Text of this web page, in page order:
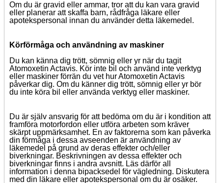
Om du är gravid eller ammar, tror att du kan vara gravid
eller planerar att skaffa barn, rådfråga läkare eller
apotekspersonal innan du använder detta läkemedel.
Körförmåga och användning av maskiner
Du kan känna dig trött, sömnig eller yr när du tagit
Atomoxetin Actavis. Kör inte bil och använd inte verktyg
eller maskiner förrän du vet hur Atomoxetin Actavis
påverkar dig. Om du känner dig trött, sömnig eller yr bör
du inte köra bil eller använda verktyg eller maskiner.
Du är själv ansvarig för att bedöma om du är i kondition att
framföra motorfordon eller utföra arbeten som kräver
skärpt uppmärksamhet. En av faktorerna som kan påverka
din förmåga i dessa avseenden är användning av
läkemedel på grund av deras effekter och/eller
biverkningar. Beskrivningen av dessa effekter och
biverkningar finns i andra avsnitt. Läs därför all
information i denna bipacksedel för vägledning. Diskutera
med din läkare eller apotekspersonal om du är osäker.